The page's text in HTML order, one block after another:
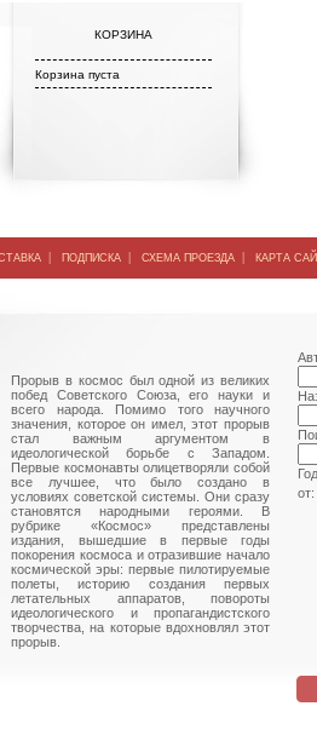
КОРЗИНА
Корзина пуста
| ПОДПИСКА | СХЕМА ПРОЕЗДА | КАРТА
Прорыв в космос был одной из великих
побед Советского Союза, его науки и
всего народа. Помимо того научного
значения, которое он имел, этот прорыв
стал важным аргументом в
идеологической борьбе с Западом.
Первые космонавты олицетворяли собой
все лучшее, что было создано в
условиях советской системы. Они сразу
становятся народными героями. В
рубрике «Космос» представлены
издания, вышедшие в первые годы
покорения космоса и отразившие начало
космической эры: первые пилотируемые
полеты, историю создания первых
летательных аппаратов, повороты
идеологического и пропагандистского
творчества, на которые вдохновлял этот
прорыв.